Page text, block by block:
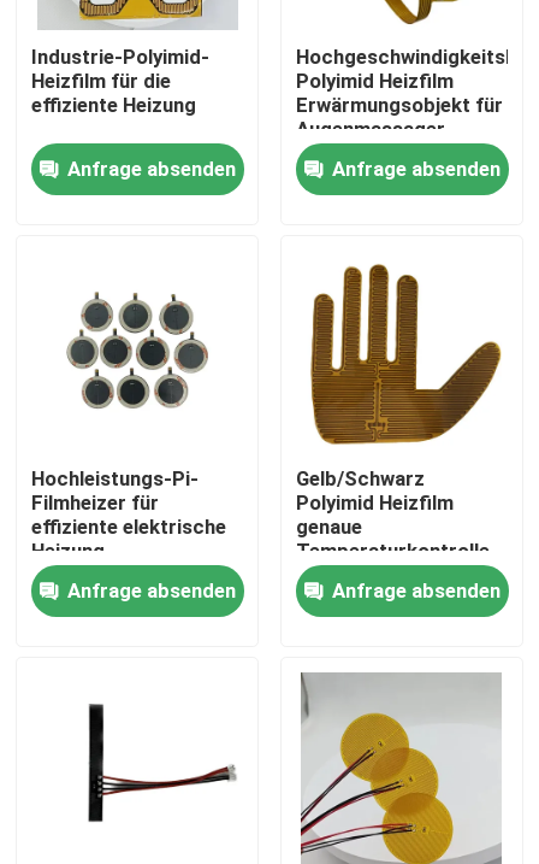
Haus
Videos
Über uns
Fabrik-Ausflug
Qualitätskontrolle
Nachrichten
Fordern Sie ein Zitat
Weichfolie-Heizung
Industrie-Polyimid-
Heizfilm für die
effiziente Heizung
Anfrage absenden
Polyimid Heizfilm
Erwärmungsobjekt für
Augenmassager
Anfrage absenden
Hochleistungs-Pi-
Filmheizer für
effiziente elektrische
Heizung
Anfrage absenden
Gelb/Schwarz
Polyimid Heizfilm
genaue
Temperaturkontrolle
0,01 KG
Anfrage absenden